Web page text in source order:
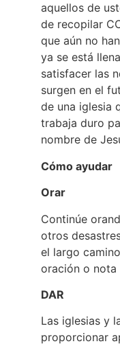
aquellos de
de recopilar
que aún no
ya se está
satisfacer las
surgen en el
de una iglesia
trabaja duro
nombre de
Cómo ayudar
Orar
Continúe
otros
el largo
oración o nota
DAR
Las iglesias y
proporcionar